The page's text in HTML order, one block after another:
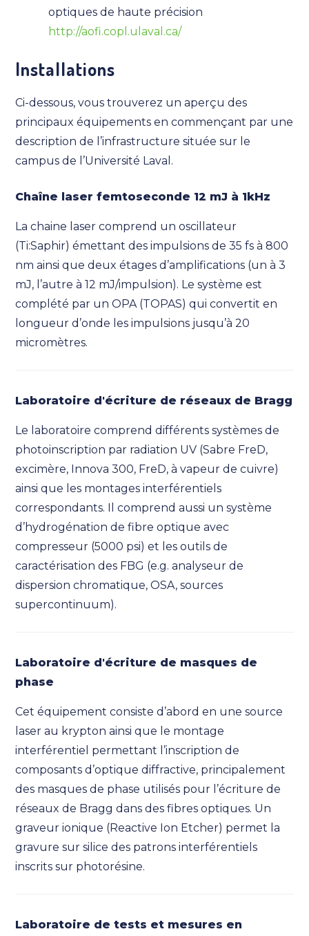
optiques de haute précision
http://aofi.copl.ulaval.ca/
Installations
Ci-dessous, vous trouverez un aperçu des
principaux équipements en commençant par une
description de l’infrastructure située sur le
campus de l’Université Laval.
Chaîne laser femtoseconde 12 mJ à 1kHz
La chaine laser comprend un oscillateur
(Ti:Saphir) émettant des impulsions de 35 fs à 800
nm ainsi que deux étages d’amplifications (un à 3
mJ, l’autre à 12 mJ/impulsion). Le système est
complété par un OPA (TOPAS) qui convertit en
longueur d’onde les impulsions jusqu’à 20
micromètres.
Laboratoire d'écriture de réseaux de Bragg
Le laboratoire comprend différents systèmes de
photoinscription par radiation UV (Sabre FreD,
excimère, Innova 300, FreD, à vapeur de cuivre)
ainsi que les montages interférentiels
correspondants. Il comprend aussi un système
d’hydrogénation de fibre optique avec
compresseur (5000 psi) et les outils de
caractérisation des FBG (e.g. analyseur de
dispersion chromatique, OSA, sources
supercontinuum).
Laboratoire d'écriture de masques de
phase
Cet équipement consiste d’abord en une source
laser au krypton ainsi que le montage
interférentiel permettant l’inscription de
composants d’optique diffractive, principalement
des masques de phase utilisés pour l’écriture de
réseaux de Bragg dans des fibres optiques. Un
graveur ionique (Reactive Ion Etcher) permet la
gravure sur silice des patrons interférentiels
inscrits sur photorésine.
Laboratoire de tests et mesures en